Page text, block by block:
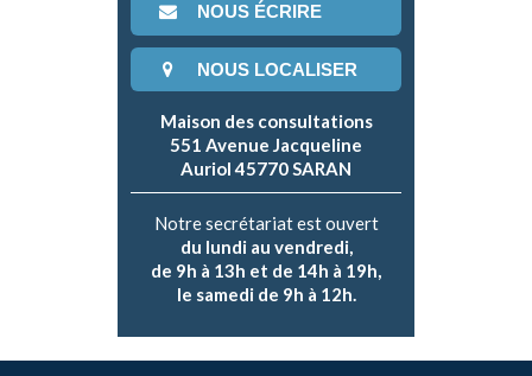
NOUS ÉCRIRE
NOUS LOCALISER
Maison des consultations
551 Avenue Jacqueline
Auriol 45770 SARAN
Notre secrétariat est ouvert
du lundi au vendredi,
de 9h à 13h et de 14h à 19h,
le samedi de 9h à 12h.